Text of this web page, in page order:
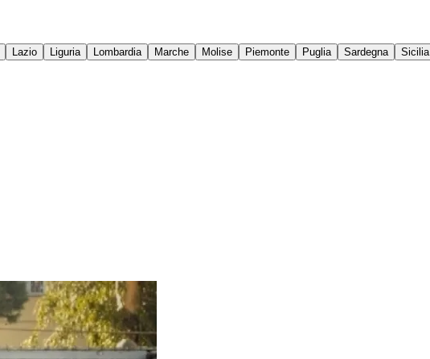
Lazio Liguria Lombardia Marche Molise Piemonte Puglia Sardegna Sicilia